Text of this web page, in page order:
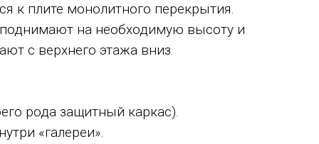
к плите монолитного перекрытия.
поднимают на необходимую высоту и
с верхнего этажа вниз.
рода защитный каркас).
«галереи».